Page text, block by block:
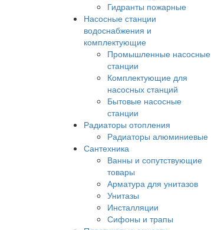
Гидранты пожарные
Насосные станции
водоснабжения и
комплектующие
Промышленные насосные
станции
Комплектующие для
насосных станций
Бытовые насосные
станции
Радиаторы отопления
Радиаторы алюминиевые
Сантехника
Ванны и сопутствующие
товары
Арматура для унитазов
Унитазы
Инсталляции
Сифоны и трапы